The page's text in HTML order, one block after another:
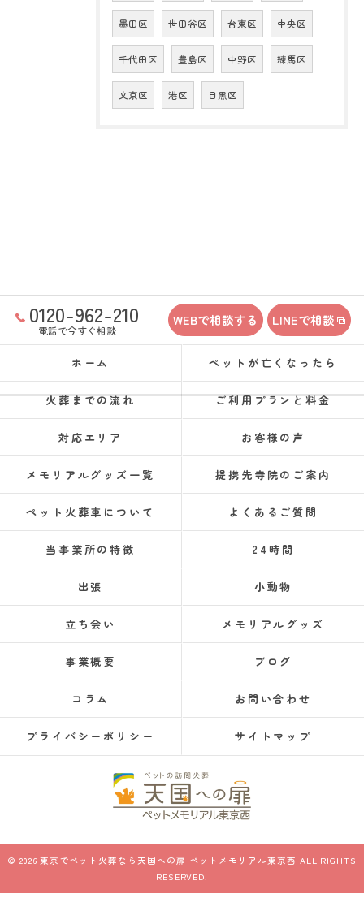
墨田区 世田谷区 台東区 中央区
千代田区 豊島区 中野区 練馬区
文京区 港区 目黒区
0120-962-210
電話で今すぐ相談
WEBで相談する LINEで相談
ホーム ペットが亡くなったら
火葬までの流れ ご利用プランと料金
対応エリア お客様の声
メモリアルグッズ一覧 提携先寺院のご案内
ペット火葬車について よくあるご質問
当事業所の特徴 24時間
出張 小動物
立ち会い メモリアルグッズ
事業概要 ブログ
コラム お問い合わせ
プライバシーポリシー サイトマップ
© 2026 東京でペット火葬なら天国への扉 ペットメモリアル東京西 ALL RIGHTS
RESERVED.